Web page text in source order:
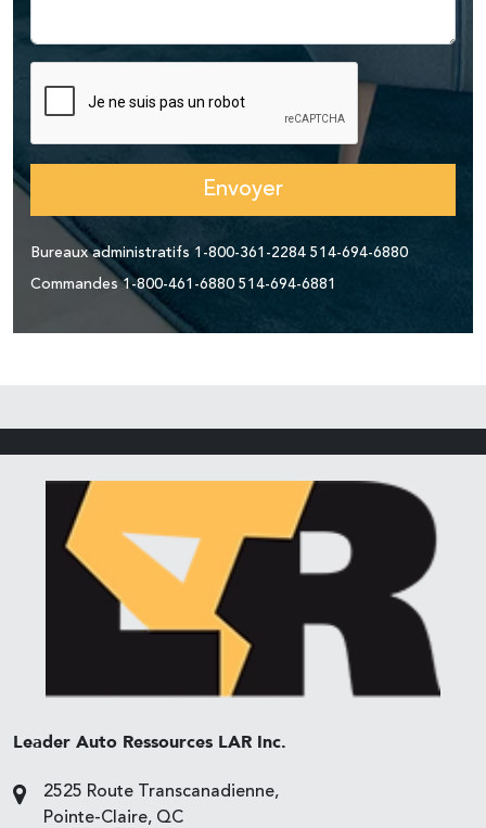
Envoyer
Bureaux administratifs 1-800-361-2284 514-694-6880
Commandes 1-800-461-6880 514-694-6881
Leader Auto Ressources LAR Inc.
2525 Route Transcanadienne,
Pointe-Claire, QC